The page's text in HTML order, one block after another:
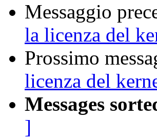
Messaggio
la licenza del
Prossimo
licenza del
Messages
]